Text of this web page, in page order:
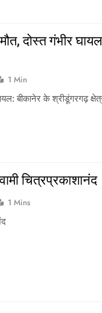
दोस्त गंभीर
1 Min
बीकानेर के श्रीडूंगरगढ़
चित्रप्रकाशानंद
1 Mins